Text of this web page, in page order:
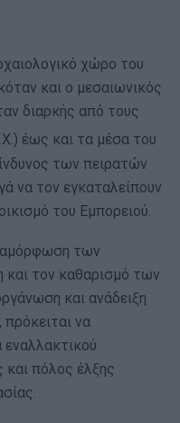
χώρο του
και ο μεσαιωνικός
διαρκής από τους
έως και τα μέσα του
των πειρατών
να τον εγκαταλείπουν
του Εμπορειού.
των
τον καθαρισμό των
και ανάδειξη
να
και πόλος έλξης